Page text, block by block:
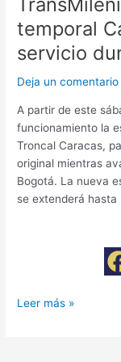
temporal
servicio
Deja un comentario
A partir de este
funcionamiento la
Troncal Caracas,
original mientras
Bogotá. La nueva
se extenderá
durante
obras
del
Leer más »